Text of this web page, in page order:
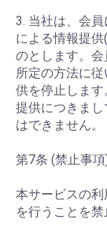
3. 当社は、会
による情報提
のとします。
所定の方法に
供を停止しま
提供につきま
はできません。
第7条 (禁止事項
本サービスの
を行うことを禁